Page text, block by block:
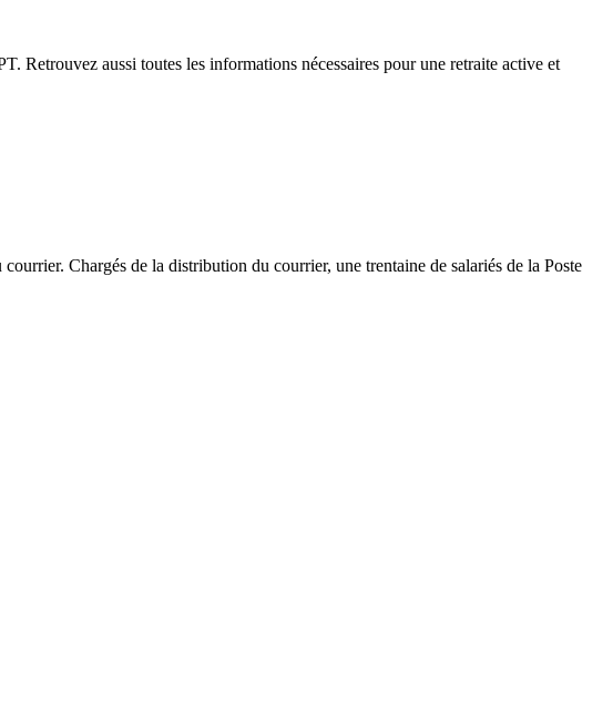
aussi toutes les informations nécessaires pour une retraite active et
Chargés de la distribution du courrier, une trentaine de salariés de la Poste